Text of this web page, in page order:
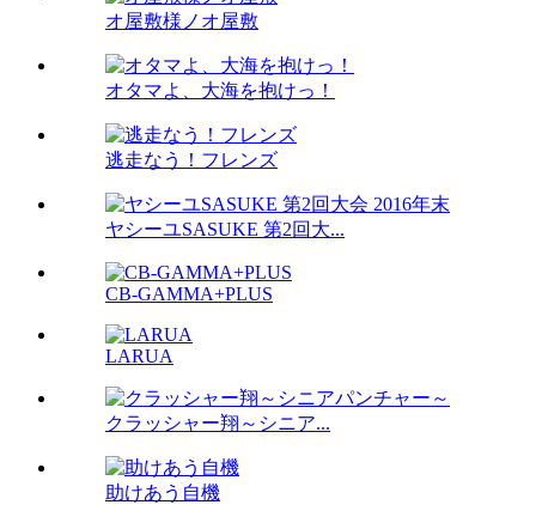
オ屋敷様ノオ屋敷
オタマよ、大海を抱けっ！
逃走なう！フレンズ
ヤシーユSASUKE 第2回大...
CB-GAMMA+PLUS
LARUA
クラッシャー翔～シニア...
助けあう自機